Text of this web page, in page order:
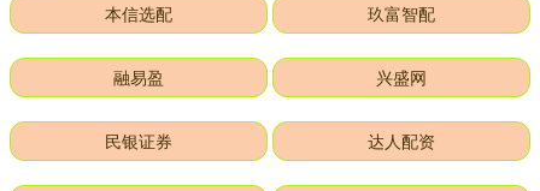
本信选配 玖富智配
融易盈 兴盛网
民银证券 达人配资